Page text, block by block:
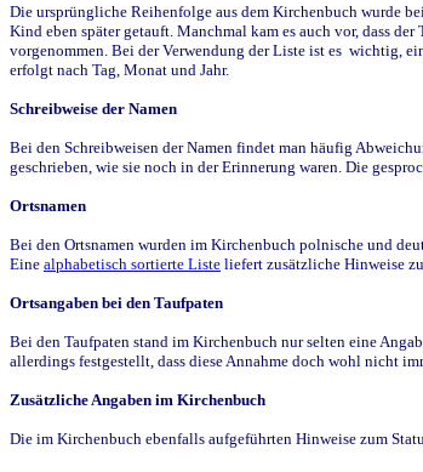
Die ursprüngliche Reihenfolge aus dem Kirchenbuch wurde
Kind eben später getauft. Manchmal kam es auch vor, dass
vorgenommen. Bei der Verwendung der Liste ist es wichtig,
erfolgt nach Tag, Monat und Jahr.
Schreibweise der Namen
Bei den Schreibweisen der Namen findet man häufig
geschrieben, wie sie noch in der Erinnerung waren. Die
Ortsnamen
Bei den Ortsnamen wurden im Kirchenbuch polnische und
Eine alphabetisch sortierte Liste liefert zusätzliche Hinweise
Ortsangaben bei den Taufpaten
Bei den Taufpaten stand im Kirchenbuch nur selten eine
allerdings festgestellt, dass diese Annahme doch wohl nicht
Zusätzliche Angaben im Kirchenbuch
Die im Kirchenbuch ebenfalls aufgeführten Hinweise zum